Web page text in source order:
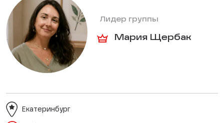
Лидер группы
Мария Щербак
Екатеринбург